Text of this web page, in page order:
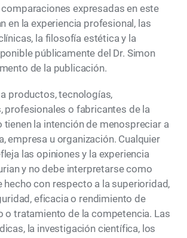
expresadas en este
en la experiencia profesional, las
la filosofía estética y la
públicamente del Dr. Simon
de la publicación.
productos, tecnologías,
profesionales o fabricantes de la
la intención de menospreciar a
empresa u organización. Cualquier
las opiniones y la experiencia
y no debe interpretarse como
hecho con respecto a la superioridad,
eficacia o rendimiento de
o tratamiento de la competencia. Las
la investigación científica, los